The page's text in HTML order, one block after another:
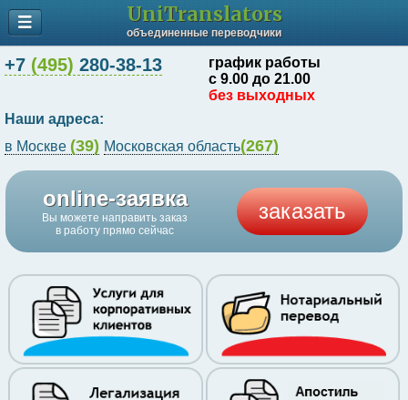
+7 (495) 280-38-13
график работы
с 9.00 до 21.00
без выходных
Наши адреса:
в Москве (39) Московская область(267)
online-заявка
Вы можете направить заказ
в работу прямо сейчас
заказать
UniTranslators
объединенные переводчики